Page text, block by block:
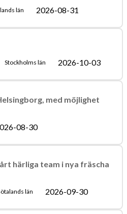
län 2026-08-31
Stockholms län 2026-10-03
med möjlighet
08-30
härliga team i nya fräscha
län 2026-09-30